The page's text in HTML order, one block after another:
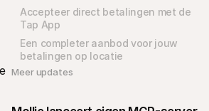
Accepteer direct betalingen met de
Tap App
Een completer aanbod voor jouw
betalingen op locatie
Meer updates